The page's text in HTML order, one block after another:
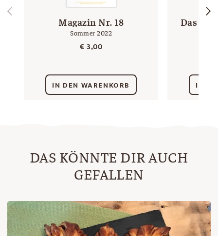
Magazin Nr. 18
Sommer 2022
€3,00
IN DEN WARENKORB
Das
IN
DAS KÖNNTE DIR AUCH
GEFALLEN